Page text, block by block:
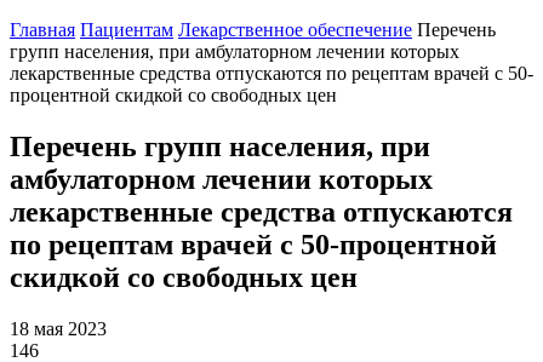
Главная Пациентам Лекарственное обеспечение Перечень
групп населения, при амбулаторном лечении которых
лекарственные средства отпускаются по рецептам врачей с 50-
процентной скидкой со свободных цен
Перечень групп населения, при
амбулаторном лечении которых
лекарственные средства отпускаются
по рецептам врачей с 50-процентной
скидкой со свободных цен
18 мая 2023
146